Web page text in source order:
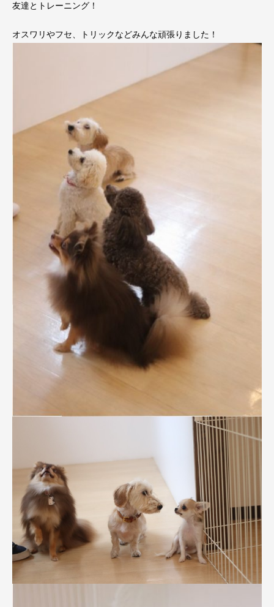
友達とトレーニング！
オスワリやフセ、トリックなどみんな頑張りました！